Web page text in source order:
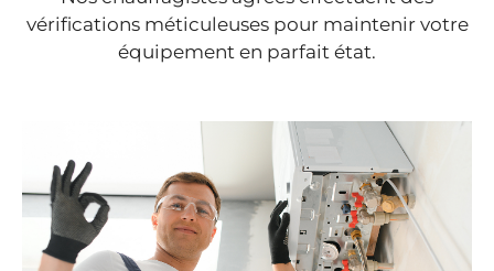
vérifications méticuleuses pour maintenir votre
équipement en parfait état.